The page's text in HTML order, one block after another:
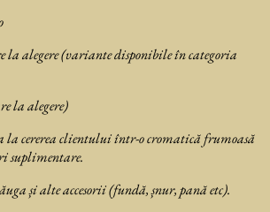
la alegere (variante disponibile în categoria
la alegere)
la cererea clientului într-o cromatică frumoasă
suplimentare.
și alte accesorii (fundă, șnur, pană etc).